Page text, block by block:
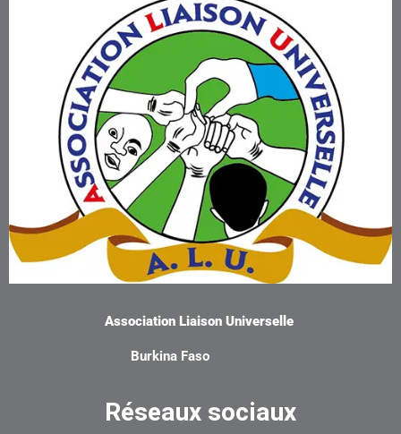
Association Liaison Universelle
Burkina Faso
Réseaux sociaux